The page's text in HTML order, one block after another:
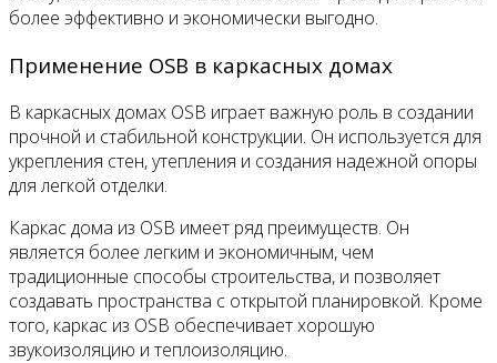
более эффективно и экономически выгодно.
Применение OSB в каркасных домах
В каркасных домах OSB играет важную роль в создании
прочной и стабильной конструкции. Он используется для
укрепления стен, утепления и создания надежной опоры
для легкой отделки.
Каркас дома из OSB имеет ряд преимуществ. Он
является более легким и экономичным, чем
традиционные способы строительства, и позволяет
создавать пространства с открытой планировкой. Кроме
того, каркас из OSB обеспечивает хорошую
звукоизоляцию и теплоизоляцию.